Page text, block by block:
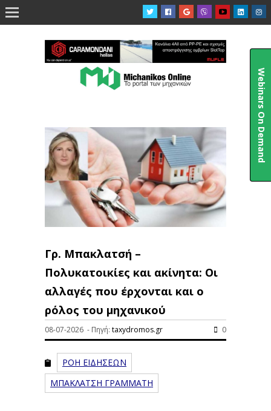

Γρ. Μπακλατσή –
Πολυκατοικίες και ακίνητα: Οι
αλλαγές που έρχονται και ο
ρόλος του μηχανικού
08-07-2026 - Πηγή: taxydromos.gr 0
ΡΟΗ ΕΙΔΗΣΕΩΝ
ΜΠΑΚΛΑΤΣΗ ΓΡΑΜΜΑΤΗ
Webinars On Demand